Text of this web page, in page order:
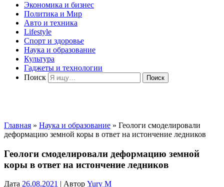
Экономика и бизнес
Политика и Мир
Авто и техника
Lifestyle
Спорт и здоровье
Наука и образование
Культура
Гаджеты и технологии
Поиск
Главная » Наука и образование » Геологи смоделировали
деформацию земной коры в ответ на истончение ледников
Геологи смоделировали деформацию земной
коры в ответ на истончение ледников
Дата 26.08.2021 | Автор Yury M